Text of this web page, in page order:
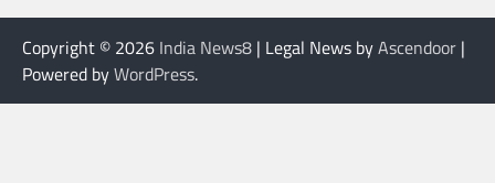
Copyright © 2026 India News8 | Legal News byAscendoor |
Powered byWordPress.